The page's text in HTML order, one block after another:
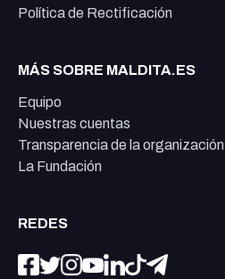
Política de Rectificación
MÁS SOBRE MALDITA.ES
Equipo
Nuestras cuentas
Transparencia de la organización
La Fundación
REDES